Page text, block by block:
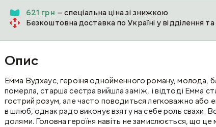
621 грн — спеціальна ціна зі знижкою
Безкоштовна доставка по Україні у відділення
Опис
Емма Вудхаус, героїня однойменного роману, молода,
померла, старша сестра вийшла заміж, і відтоді Емма
гострий розум, але часто поводиться легковажно або
в шлюб, однак радо виконує взяту на себе роль свахи.
долями. Головна героїня навіть не замислюється, що